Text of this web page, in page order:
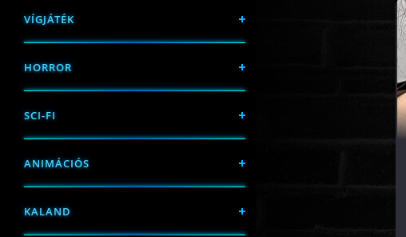
VÍGJÁTÉK
HORROR
SCI-FI
ANIMÁCIÓS
KALAND